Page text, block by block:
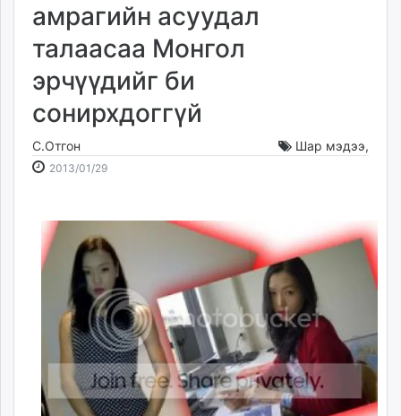
dorgio.mn
Gogo.mn
news.mn
zindaa.mn
tovch.mn
Livetv.mn
Eguur.mn
24tsag.mn
eagle.mn
ergelt.mn
today.mn
zuv.mn
амрагийн асуудал
талаасаа Монгол
эрчүүдийг би
сонирхдоггүй
С.Отгон Шар мэдээ,
2013/01/292013-
2026-